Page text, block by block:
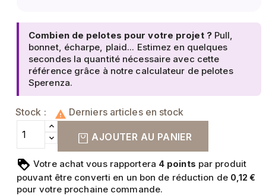
Combien de pelotes pour votre projet ?Pull,
bonnet, écharpe, plaid... Estimez en quelques
secondes la quantité nécessaire avec cette
référence grâce à notre calculateur de pelotes
Sperenza.
Stock :  Derniers articles en stock
AJOUTER AU PANIER
Votre achat vous rapportera 4 points par produit
pouvant être converti en un bon de réduction de 0,12 €
pour votre prochaine commande.